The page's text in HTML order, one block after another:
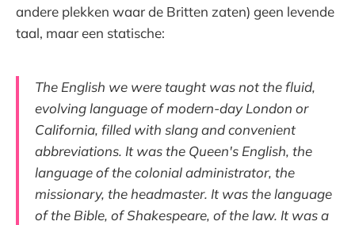
andere plekken waar de Britten zaten) geen levende
taal, maar een statische:
The English we were taught was not the fluid,
evolving language of modern-day London or
California, filled with slang and convenient
abbreviations. It was the Queen's English, the
language of the colonial administrator, the
missionary, the headmaster. It was the language
of the Bible, of Shakespeare, of the law. It was a